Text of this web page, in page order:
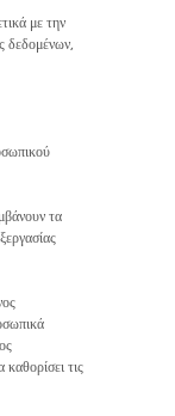
με την
δεδομένων,
τα
καθορίσει τις